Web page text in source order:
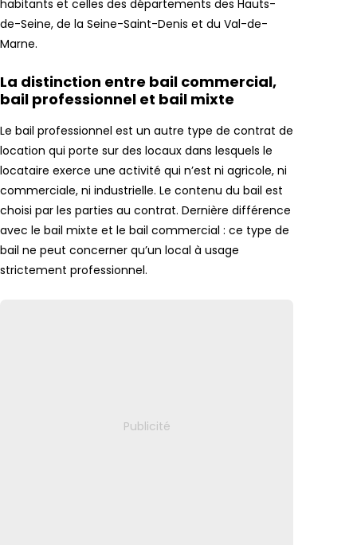
habitants et celles des départements des Hauts-
de-Seine, de la Seine-Saint-Denis et du Val-de-
Marne.
La distinction entre bail commercial,
bail professionnel et bail mixte
Le bail professionnel est un autre type de contrat de
location qui porte sur des locaux dans lesquels le
locataire exerce une activité qui n’est ni agricole, ni
commerciale, ni industrielle. Le contenu du bail est
choisi par les parties au contrat. Dernière différence
avec le bail mixte et le bail commercial : ce type de
bail ne peut concerner qu’un local à usage
strictement professionnel.